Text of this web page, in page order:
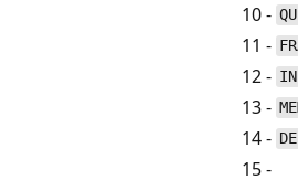
10 -
11 -
12 -
13 -
14 -
15 -